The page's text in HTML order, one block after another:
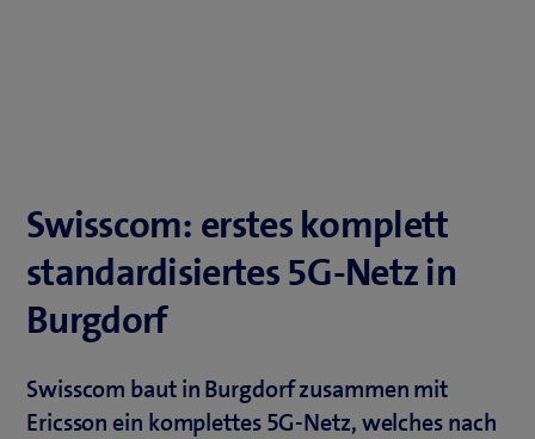
Swisscom: erstes komplett
standardisiertes 5G-Netz in
Burgdorf
Swisscom baut in Burgdorf zusammen mit
Ericsson ein komplettes 5G-Netz, welches nach